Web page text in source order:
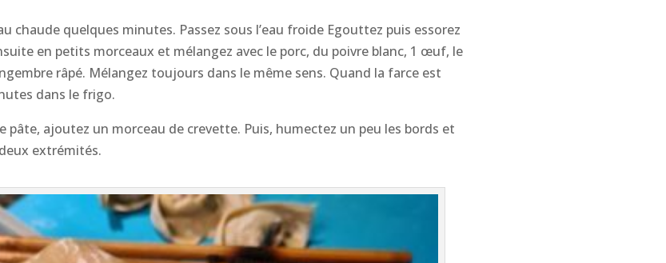
chaude quelques minutes. Passez sous l’eau froide Egouttez puis essorez
en petits morceaux et mélangez avec le porc, du poivre blanc, 1 œuf, le
râpé. Mélangez toujours dans le même sens. Quand la farce est
dans le frigo.
pâte, ajoutez un morceau de crevette. Puis, humectez un peu les bords et
extrémités.